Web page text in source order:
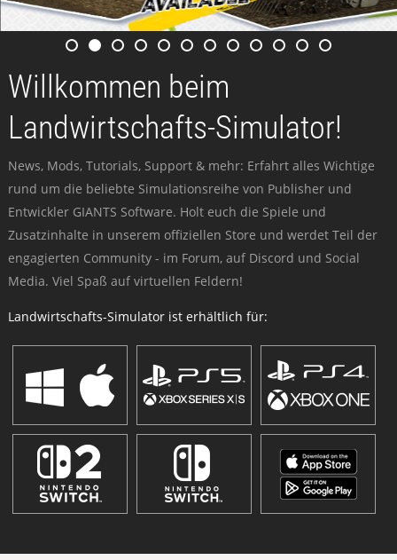
Willkommen beim
Landwirtschafts-Simulator!
News, Mods, Tutorials, Support & mehr: Erfahrt alles Wichtige
rund um die beliebte Simulationsreihe von Publisher und
Entwickler GIANTS Software. Holt euch die Spiele und
Zusatzinhalte in unserem offiziellen Store und werdet Teil der
engagierten Community - im Forum, auf Discord und Social
Media. Viel Spaß auf virtuellen Feldern!
Landwirtschafts-Simulator ist erhältlich für: